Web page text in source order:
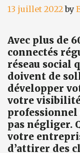
13 juillet 2022 by
Avec plus de
connectés
réseau social
doivent de
développer
votre
professionnel
pas négliger.
votre
d’attirer des